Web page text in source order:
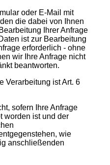
oder E-Mail mit
die dabei von Ihnen
Ihrer Anfrage
ist zur Bearbeitung
erforderlich - ohne
wir Ihre Anfrage nicht
beantworten.
Verarbeitung ist Art. 6
sofern Ihre Anfrage
worden ist und der
wie
anschließenden